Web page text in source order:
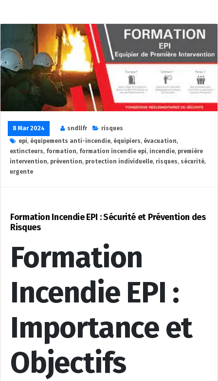
8 Mar 2024 sndllfr
risques
epi, équipements anti-incendie, équipiers, évacuation,
extincteurs, formation, formation incendie epi, incendie, première
intervention, prévention, protection individuelle, risques, sécurité,
urgente
Formation Incendie EPI : Sécurité et Prévention des
Risques
Formation
Incendie EPI :
Importance et
Objectifs